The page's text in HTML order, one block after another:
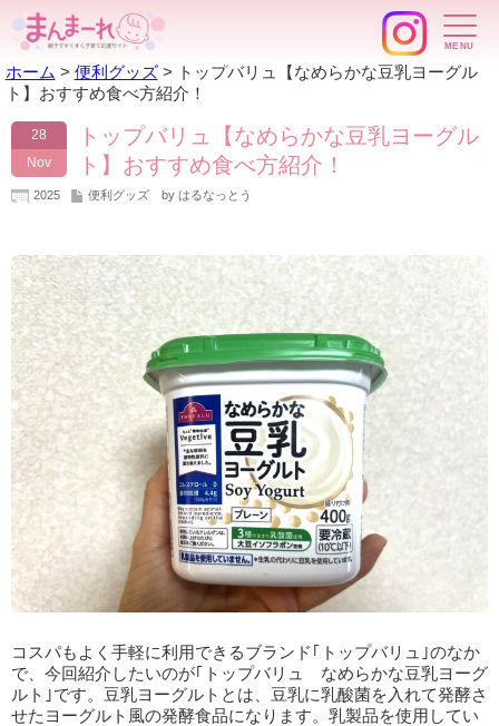
ホーム > 便利グッズ> トップバリュ【なめらかな豆乳ヨーグル
ト】おすすめ食べ方紹介！
28
Nov
トップバリュ【なめらかな豆乳ヨーグル
ト】おすすめ食べ方紹介！
2025 便利グッズ by はるなっとう
コスパもよく手軽に利用できるブランド｢トップバリュ｣のなか
で、今回紹介したいのが｢トップバリュ なめらかな豆乳ヨーグ
ルト｣です。豆乳ヨーグルトとは、豆乳に乳酸菌を入れて発酵さ
せたヨーグルト風の発酵食品になります。乳製品を使用してい